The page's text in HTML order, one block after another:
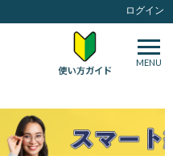
ログイン
MENU